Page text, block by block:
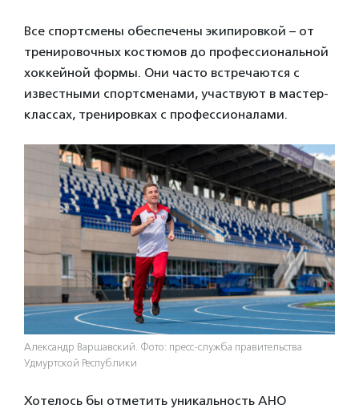
Все спортсмены обеспечены экипировкой – от
тренировочных костюмов до профессиональной
хоккейной формы. Они часто встречаются с
известными спортсменами, участвуют в мастер-
классах, тренировках с профессионалами.
Александр Варшавский. Фото: пресс-служба правительства
Удмуртской Республики
Хотелось бы отметить уникальность АНО